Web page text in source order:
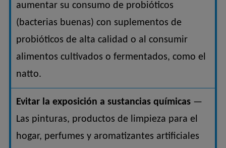
aumentar su consumo de probióticos
(bacterias buenas) con suplementos de
probióticos de alta calidad o al consumir
alimentos cultivados o fermentados, como el
natto.
Evitar la exposición a sustancias químicas—
Las pinturas, productos de limpieza para el
hogar, perfumes y aromatizantes artificiales